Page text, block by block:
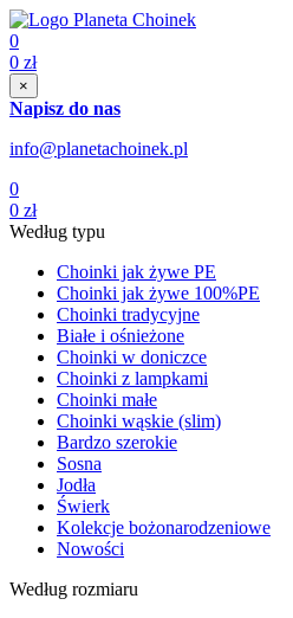
0
0 zł
×
Napisz do nas
info@planetachoinek.pl
0
0 zł
Według typu
Choinki jak żywe PE
Choinki jak żywe 100%PE
Choinki tradycyjne
Białe i ośnieżone
Choinki w doniczce
Choinki z lampkami
Choinki małe
Choinki wąskie (slim)
Bardzo szerokie
Sosna
Jodła
Świerk
Kolekcje bożonarodzeniowe
Nowości
Według rozmiaru